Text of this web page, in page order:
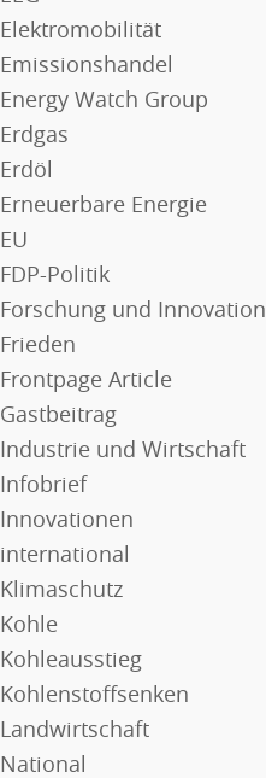
Elektromobilität
Emissionshandel
Energy Watch Group
Erdgas
Erdöl
Erneuerbare Energie
EU
FDP-Politik
Forschung und Innovation
Frieden
Frontpage Article
Gastbeitrag
Industrie und Wirtschaft
Infobrief
Innovationen
international
Klimaschutz
Kohle
Kohleausstieg
Kohlenstoffsenken
Landwirtschaft
National